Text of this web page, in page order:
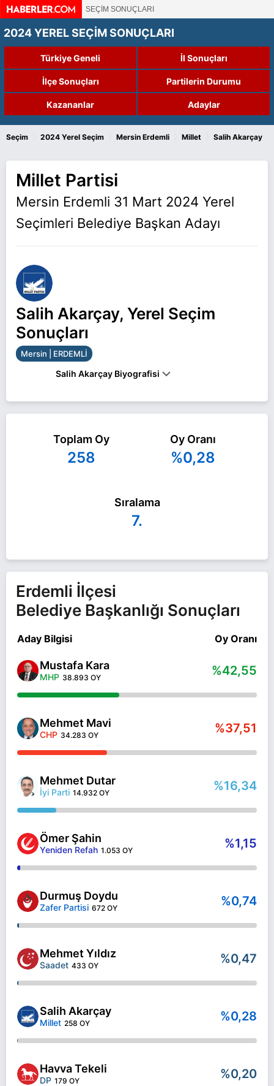
SEÇİM SONUÇLARI
2024 YEREL SEÇİM SONUÇLARI
Türkiye Geneli İl Sonuçları
İlçe Sonuçları Partilerin Durumu
Kazananlar Adaylar
Seçim 2024 Yerel Seçim Mersin Erdemli Millet Salih Akarçay
Millet Partisi
Mersin Erdemli 31 Mart 2024 Yerel
Seçimleri Belediye Başkan Adayı
Salih Akarçay, Yerel Seçim
Sonuçları
Mersin | ERDEMLİ
Salih Akarçay Biyografisi
adayı olarak Millet ile 31 Mart 2024 yerel
seçimlerinde yarışıyor. Salih Akarçay ile ilgili daha
fazla bilgi için
Salih Akarçay Haberlerisayfamızı
Toplam Oy
258
Oy Oranı
%0,28
Sıralama
7.
Erdemli İlçesi
Belediye Başkanlığı Sonuçları
Aday Bilgisi Oy Oranı
Mustafa Kara
MHP 38.893 OY %42,55
Mehmet Mavi
CHP 34.283 OY %37,51
Mehmet Dutar
İyi Parti 14.932 OY %16,34
Ömer Şahin
Yeniden Refah 1.053 OY %1,15
Durmuş Doydu
Zafer Partisi 672 OY %0,74
Mehmet Yıldız
Saadet 433 OY %0,47
Salih Akarçay
Millet 258 OY %0,28
Havva Tekeli
DP 179 OY %0,20